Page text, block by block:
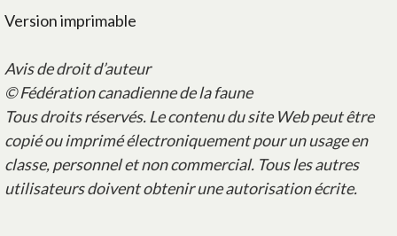
Version imprimable
Avis de droit d’auteur
© Fédération canadienne de la faune
Tous droits réservés. Le contenu du site Web peut être
copié ou imprimé électroniquement pour un usage en
classe, personnel et non commercial. Tous les autres
utilisateurs doivent obtenir une autorisation écrite.